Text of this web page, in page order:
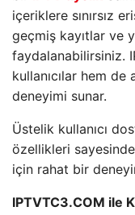
içeriklere sınırsız
geçmiş kayıtlar ve
faydalanabilirsiniz.
kullanıcılar hem
deneyimi sunar.
Üstelik kullanıcı
özellikleri
için rahat bir
IPTVTC3.COM ile